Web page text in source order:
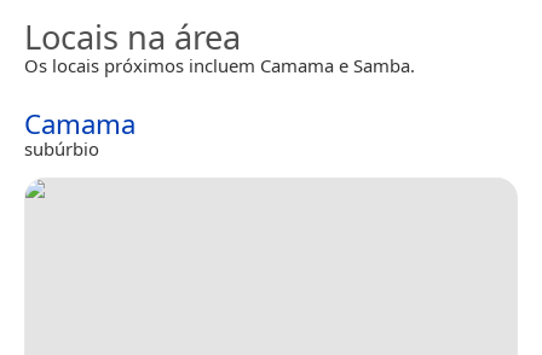
Locais na área
Os locais próximos incluem Camama e Samba.
Camama
subúrbio